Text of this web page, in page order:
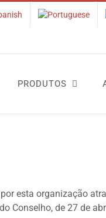
PRODUTOS
esta organização
Conselho, de 27 de